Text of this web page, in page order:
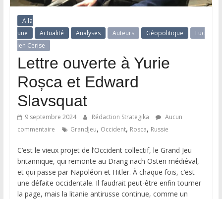
A la
une
Actualité Analyses Auteurs Géopolitique
Luc
ien Cerise
Lettre ouverte à Yurie
Roșca et Edward
Slavsquat
9 septembre 2024 Rédaction Strategika
Aucun
commentaire
GrandJeu, Occident, Rosca, Russie
C’est le vieux projet de l’Occident collectif, le Grand Jeu
britannique, qui remonte au Drang nach Osten médiéval,
et qui passe par Napoléon et Hitler. À chaque fois, c’est
une défaite occidentale. Il faudrait peut-être enfin tourner
la page, mais la litanie antirusse continue, comme un